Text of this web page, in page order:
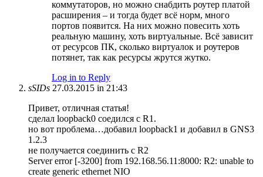
коммутаторов, но можно снабдить роутер платой
расширения – и тогда будет всё норм, много
портов появится. На них можно повесить хоть
реальную машину, хоть виртуальные. Всё зависит
от ресурсов ПК, сколько виртуалок и роутеров
потянет, так как ресурсы жрутся жутко.
Log in to Reply
sSIDs 27.03.2015 in 21:43
Привет, отличная статья!
сделал loopback0 соедился с R1.
но вот проблема…добавил loopback1 и добавил в GNS3
1.2.3
не получается соединить с R2
Server error [-3200] from 192.168.56.11:8000: R2: unable to
create generic ethernet NIO